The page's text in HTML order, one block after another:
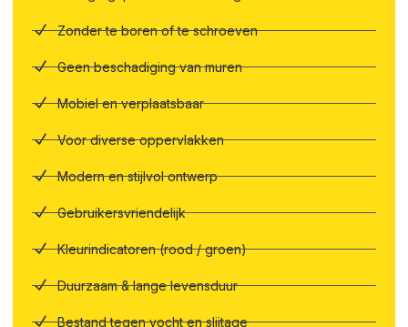
Zonder te boren of te schroeven
Geen beschadiging van muren
Mobiel en verplaatsbaar
Voor diverse oppervlakken
Modern en stijlvol ontwerp
Gebruikersvriendelijk
Kleurindicatoren (rood / groen)
Duurzaam & lange levensduur
Bestand tegen vocht en slijtage